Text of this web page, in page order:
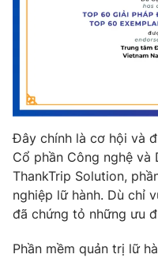
VTV9
Liên hệ tòa soạn
THỜI BÁO VTV
Đây chính là cơ hội và
Cổ phần Công nghệ và
ThankTrip Solution,
nghiệp lữ hành. Dù chỉ
đã chứng tỏ những ưu
Phần mềm quản trị lữ